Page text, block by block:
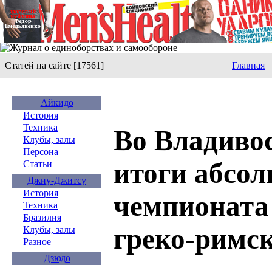
Статей на сайте [17561] Главная
Айкидо
История
Техника
Клубы, залы
Персона
Статьи
Джиу-Джитсу
История
Техника
Бразилия
Клубы, залы
Разное
Дзюдо
Во
итоги
греко-